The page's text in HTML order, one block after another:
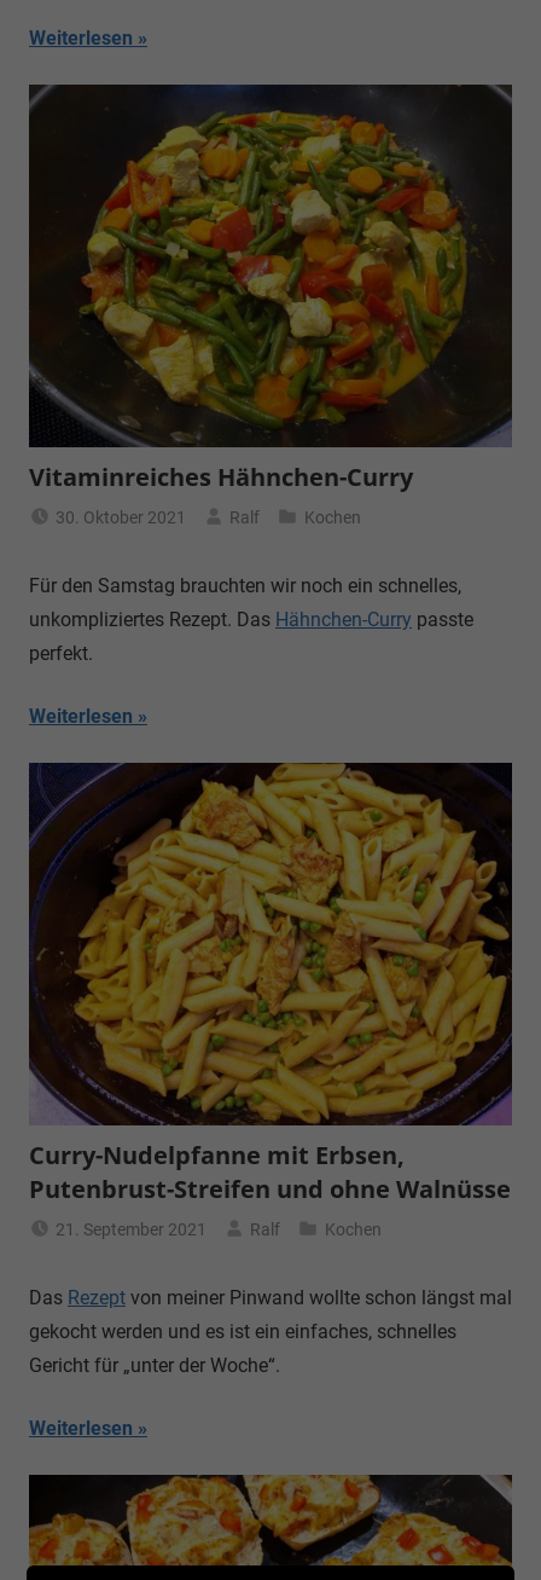
Weiterlesen
Vitaminreiches Hähnchen-Curry
30. Oktober 2021 Ralf Kochen
Für den Samstag brauchten wir noch ein schnelles,
unkompliziertes Rezept. Das Hähnchen-Curry passte
perfekt.
Weiterlesen
Curry-Nudelpfanne mit Erbsen,
Putenbrust-Streifen und ohne Walnüsse
21. September 2021 Ralf Kochen
Das Rezept von meiner Pinwand wollte schon längst mal
gekocht werden und es ist ein einfaches, schnelles
Gericht für „unter der Woche“.
Weiterlesen